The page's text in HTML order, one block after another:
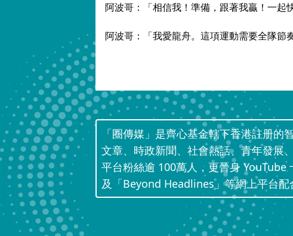
阿波哥：「相信我！準備，跟著我贏！一起
阿波哥：「我愛龍舟。這項運動需要全隊節
「圈傳媒」是齊心基金轄下香港註册的
文章、時政新聞、社會熱話、青年發展
平台粉絲逾 100萬人，更晉身 YouTube
及「Beyond Headlines」等網上平台配